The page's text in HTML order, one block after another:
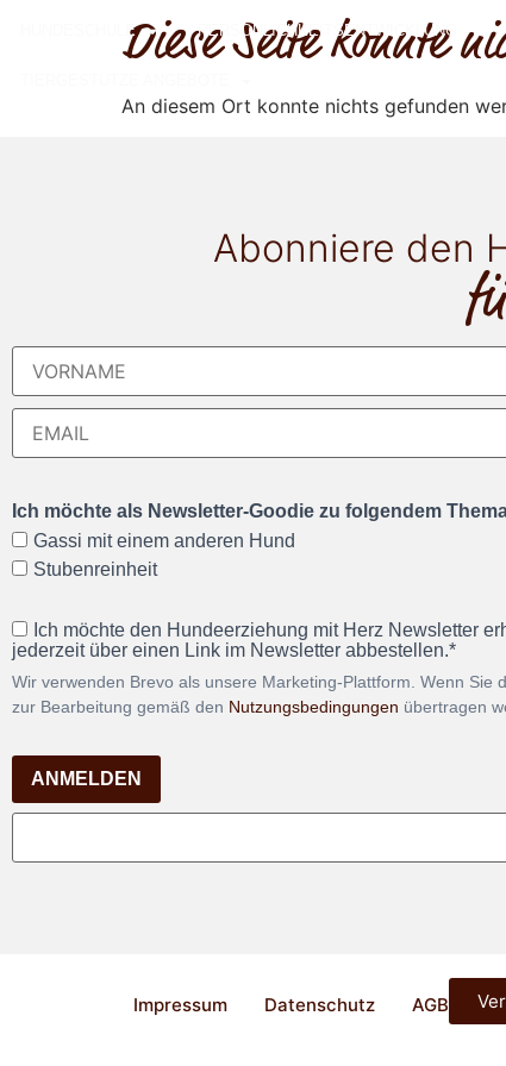
HUNDESCHULE PERSÖNLICHKEITSENTWICKLUNG
Diese Seite konnte
An diesem Ort konnte nichts gefunden
Abonniere den
Ich möchte als Newsletter-Goodie zu folgendem
Gassi mit einem anderen Hund
Stubenreinheit
Ich möchte den Hundeerziehung mit Herz Newsletter
jederzeit über einen Link im Newsletter abbestellen.*
Wir verwenden Brevo als unsere Marketing-Plattform. Wenn
zur Bearbeitung gemäß den Nutzungsbedingungen übertragen
ANMELDEN
Impressum Datenschutz AGB